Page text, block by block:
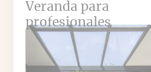
Veranda para
profesionales